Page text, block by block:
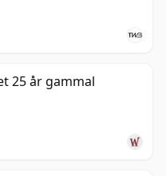
25 år gammal